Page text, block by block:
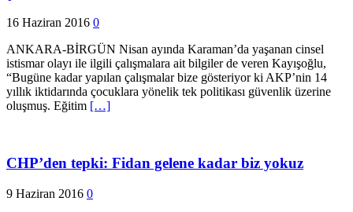
16 Haziran 2016 0
ANKARA-BİRGÜN Nisan ayında Karaman’da yaşanan cinsel
istismar olayı ile ilgili çalışmalara ait bilgiler de veren Kayışoğlu,
“Bugüne kadar yapılan çalışmalar bize gösteriyor ki AKP’nin 14
yıllık iktidarında çocuklara yönelik tek politikası güvenlik üzerine
oluşmuş. Eğitim […]
CHP’den tepki: Fidan gelene kadar biz yokuz
9 Haziran 2016 0